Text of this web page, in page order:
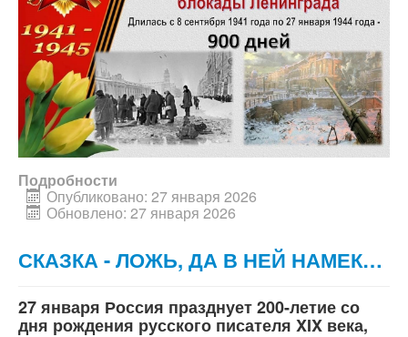
Подробности
Опубликовано: 27 января 2026
Обновлено: 27 января 2026
СКАЗКА - ЛОЖЬ, ДА В НЕЙ НАМЕК…
27 января Россия празднует 200-летие со
дня рождения русского писателя XIX века,